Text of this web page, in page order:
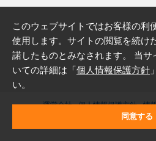
運営会社 個人情報保護方針 情
Copyright © CRI
このウェブサイトではお客様の利
使用します。サイトの閲覧を続け
諾したものとみなされます。 当サ
いての詳細は「 個人情報保護方針
い。
同意する